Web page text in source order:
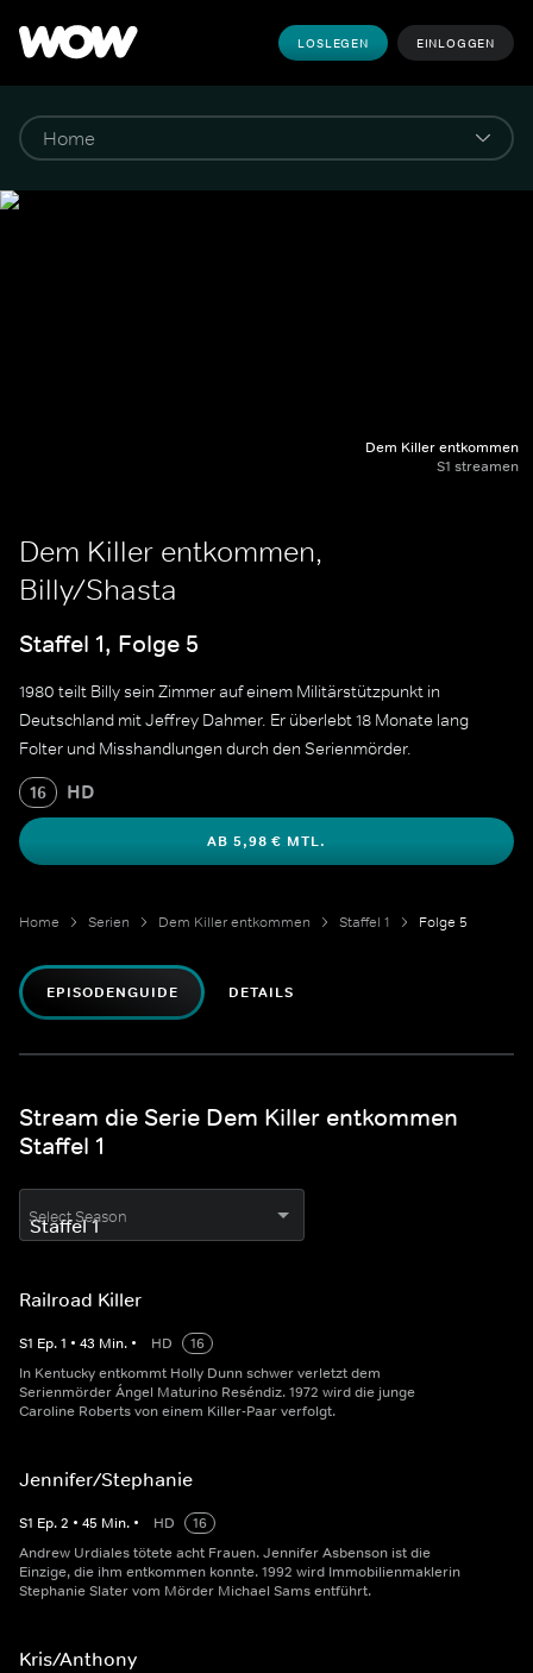
LOSLEGEN EINLOGGEN
Dem Killer entkommen
S1 streamen
Dem Killer entkommen,
Billy/Shasta
Staffel 1, Folge 5
1980 teilt Billy sein Zimmer auf einem Militärstützpunkt in
Deutschland mit Jeffrey Dahmer. Er überlebt 18 Monate lang
Folter und Misshandlungen durch den Serienmörder.
16 HD
AB 5,98 € MTL.
Home Serien Dem Killer entkommen Staffel 1 Folge 5
EPISODENGUIDE DETAILS
Stream die Serie Dem Killer entkommen
Staffel 1
Select Season
Railroad Killer
S1 Ep.1 • 43 Min. • HD
16
In Kentucky entkommt Holly Dunn schwer verletzt dem
Serienmörder Ángel Maturino Reséndiz. 1972 wird die junge
Caroline Roberts von einem Killer-Paar verfolgt.
Jennifer/Stephanie
S1 Ep.2 • 45 Min. • HD
16
Andrew Urdiales tötete acht Frauen. Jennifer Asbenson ist die
Einzige, die ihm entkommen konnte. 1992 wird Immobilienmaklerin
Stephanie Slater vom Mörder Michael Sams entführt.
Kris/Anthony